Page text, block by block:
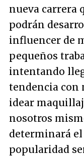
nueva carrera
podrán
influencer de
pequeños
intentando
tendencia con
idear
nosotros
determinará
popularidad